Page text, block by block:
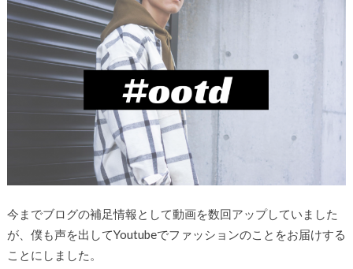
今までブログの補足情報として動画を数回アップしていました
が、僕も声を出してYoutubeでファッションのことをお届けする
ことにしました。